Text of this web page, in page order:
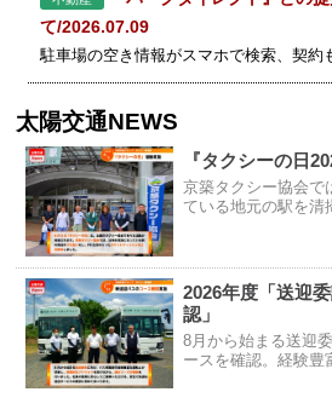
て/2026.07.09
駐車場の空き情報がスマホで検索、契約
太陽交通NEWS
『タクシーの日
京築タクシー協会で
ている地元の駅を清
2026年度「送迎
認」
8月から始まる送迎
ースを確認。経験